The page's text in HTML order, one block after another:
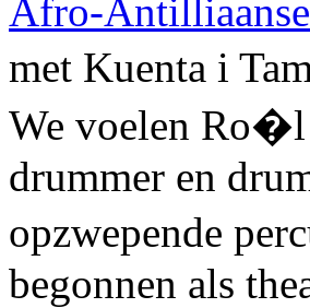
Afro-Antilliaanse
met Kuenta i
We voelen Ro�l
drummer en
opzwepende
begonnen als